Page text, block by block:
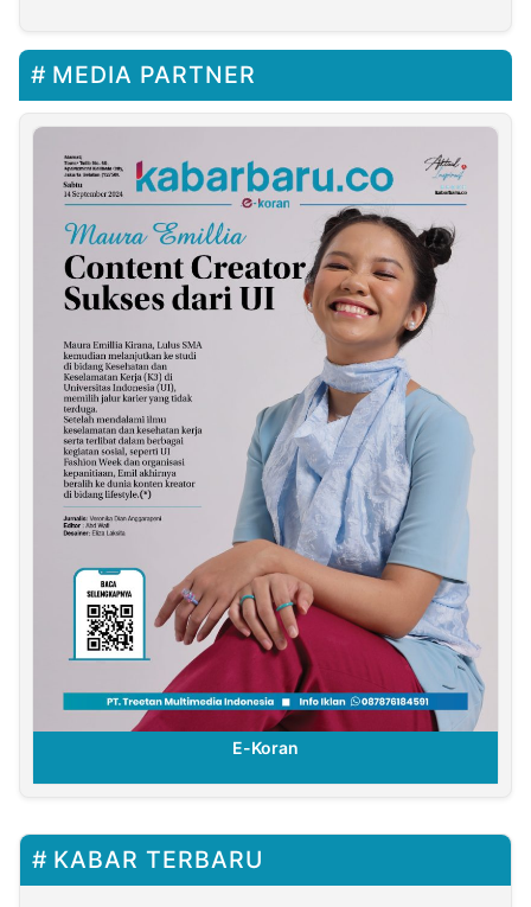
MEDIA PARTNER
E-Koran
KABAR TERBARU